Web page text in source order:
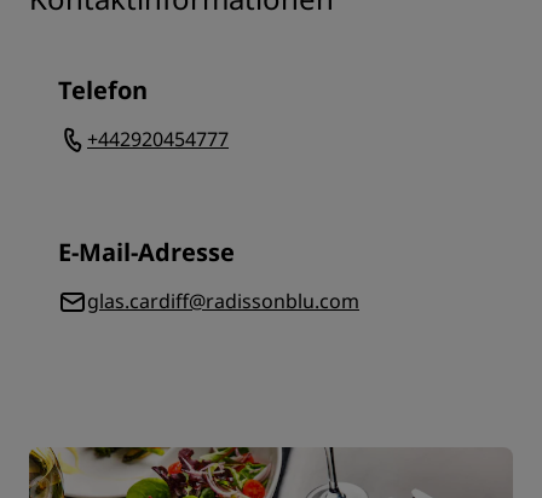
Telefon
+442920454777
E-Mail-Adresse
glas.cardiff@radissonblu.com